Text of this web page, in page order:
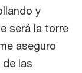
y
será la torre
aseguro
las